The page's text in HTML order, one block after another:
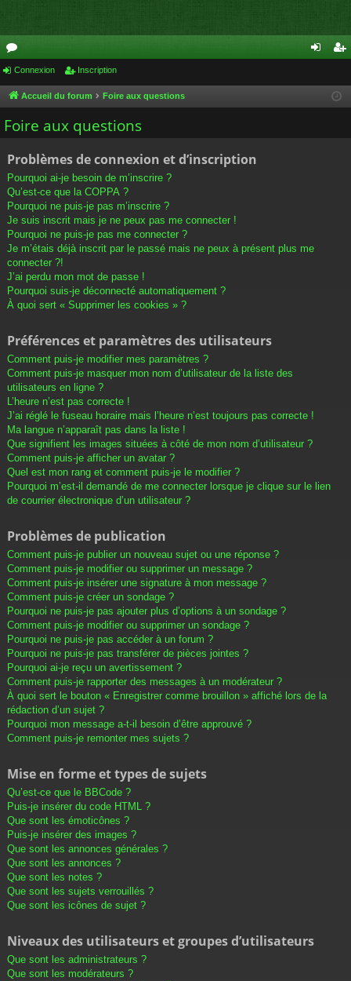
or
u
m
cri
Connexion Inscription
Accueil du forum Foire aux questions
Foire aux questions
Problèmes de connexion et d’inscription
Pourquoi ai-je besoin de m’inscrire ?
Qu’est-ce que la COPPA ?
Pourquoi ne puis-je pas m’inscrire ?
Je suis inscrit mais je ne peux pas me connecter !
Pourquoi ne puis-je pas me connecter ?
Je m’étais déjà inscrit par le passé mais ne peux à présent plus me
connecter ?!
J’ai perdu mon mot de passe !
Pourquoi suis-je déconnecté automatiquement ?
À quoi sert « Supprimer les cookies » ?
Préférences et paramètres des utilisateurs
Comment puis-je modifier mes paramètres ?
Comment puis-je masquer mon nom d’utilisateur de la liste des
utilisateurs en ligne ?
L’heure n’est pas correcte !
J’ai réglé le fuseau horaire mais l’heure n’est toujours pas correcte !
Ma langue n’apparaît pas dans la liste !
Que signifient les images situées à côté de mon nom d’utilisateur ?
Comment puis-je afficher un avatar ?
Quel est mon rang et comment puis-je le modifier ?
Pourquoi m’est-il demandé de me connecter lorsque je clique sur le lien
de courrier électronique d’un utilisateur ?
Problèmes de publication
Comment puis-je publier un nouveau sujet ou une réponse ?
Comment puis-je modifier ou supprimer un message ?
Comment puis-je insérer une signature à mon message ?
Comment puis-je créer un sondage ?
Pourquoi ne puis-je pas ajouter plus d’options à un sondage ?
Comment puis-je modifier ou supprimer un sondage ?
Pourquoi ne puis-je pas accéder à un forum ?
Pourquoi ne puis-je pas transférer de pièces jointes ?
Pourquoi ai-je reçu un avertissement ?
Comment puis-je rapporter des messages à un modérateur ?
À quoi sert le bouton « Enregistrer comme brouillon » affiché lors de la
rédaction d’un sujet ?
Pourquoi mon message a-t-il besoin d’être approuvé ?
Comment puis-je remonter mes sujets ?
Mise en forme et types de sujets
Qu’est-ce que le BBCode ?
Puis-je insérer du code HTML ?
Que sont les émoticônes ?
Puis-je insérer des images ?
Que sont les annonces générales ?
Que sont les annonces ?
Que sont les notes ?
Que sont les sujets verrouillés ?
Que sont les icônes de sujet ?
Niveaux des utilisateurs et groupes d’utilisateurs
Que sont les administrateurs ?
Que sont les modérateurs ?